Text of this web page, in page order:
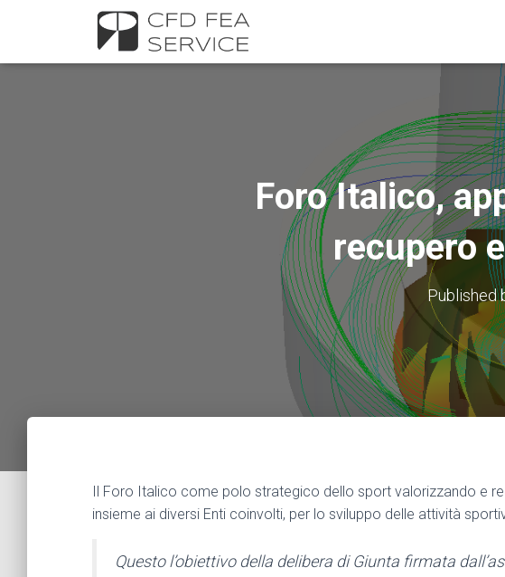
Foro Italico,
recupero
Published
Il Foro Italico come polo strategico dello sport valorizzando e
insieme ai diversi Enti coinvolti, per lo sviluppo delle attività
Questo l’obiettivo della delibera di Giunta firmata